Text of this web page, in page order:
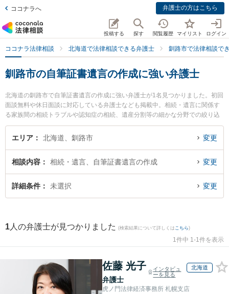
ココナラへ 弁護士の方はこちら
投稿する 探す 閲覧履歴 マイリスト ログイン
ココナラ法律相談 北海道で法律相談できる弁護士 釧路市で法律相談で
釧路市の自筆証書遺言の作成に強い弁護士
北海道の釧路市で自筆証書遺言の作成に強い弁護士が1名見つかりました。初回
面談無料や休日面談に対応している弁護士なども掲載中。相続・遺言に関係す
る家族間の相続トラブルや認知症の相続、遺産分割等の細かな分野での絞り込
み検索もでき便利です。特にエクエス法律事務所の植田 恭介弁護士のプロフィ
ール情報や弁護士費用、強みなどが注目されています。『釧路市で土日や夜間
い』『初回相談無料で自筆証書遺言の作成を法律相談できる釧路市内の弁護士
に相談予約したい』などでお困りの相談者さんにおすすめです。
エリア 北海道、釧路市 変更
相談内容 相続・遺言、自筆証書遺言の作成 変更
詳細条件 未選択 変更
1 人の弁護士が見つかりました (検索結果について詳しくは こちら)
1件中 1-1件を表示
佐藤 光子
弁護士
インタビュ
ーを見る
北海道
虎ノ門法律経済事務所 札幌支店